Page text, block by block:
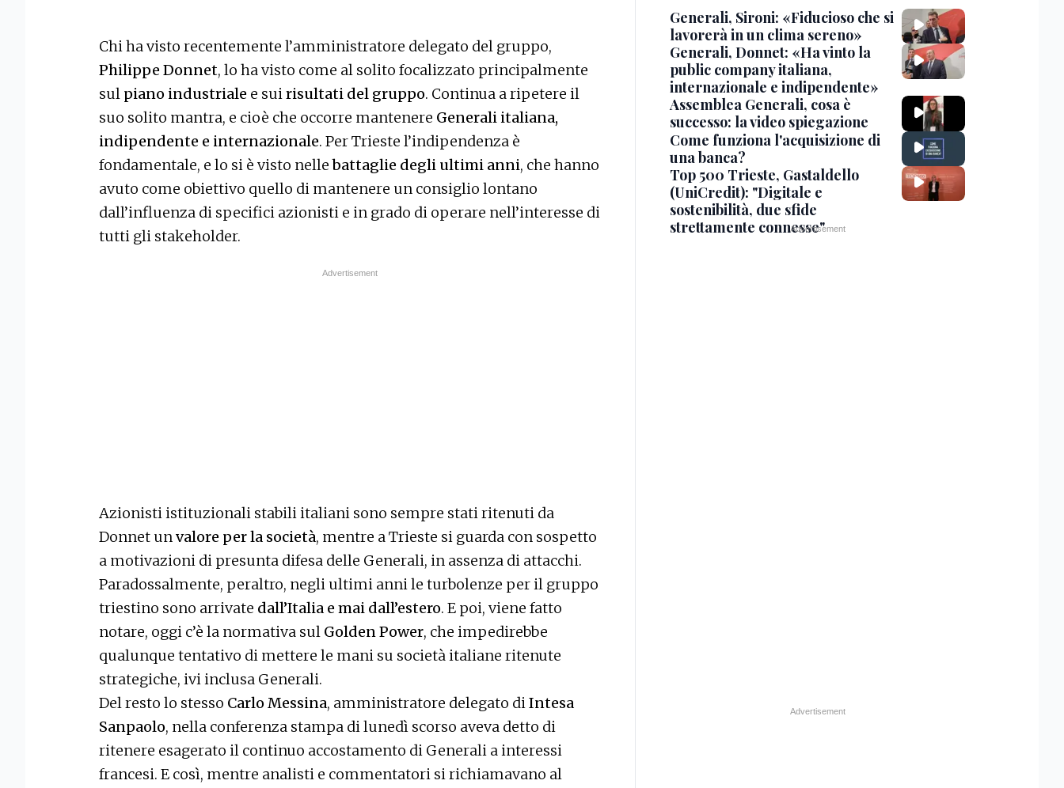
Chi ha visto recentemente l’amministratore delegato del gruppo,
Philippe Donnet, lo ha visto come al solito focalizzato principalmente
sul piano industriale e suirisultati del gruppo. Continua a ripetere il
suo solito mantra, e cioè che occorre mantenere Generali italiana,
indipendente e internazionale. Per Trieste l’indipendenza è
fondamentale, e lo si è visto nellebattaglie degli ultimi anni, che hanno
avuto come obiettivo quello di mantenere un consiglio lontano
dall’influenza di specifici azionisti e in grado di operare nell’interesse di
tutti gli stakeholder.
Azionisti istituzionali stabili italiani sono sempre stati ritenuti da
Donnet unvalore per la società, mentre a Trieste si guarda con sospetto
a motivazioni di presunta difesa delle Generali, in assenza di attacchi.
Paradossalmente, peraltro, negli ultimi anni le turbolenze per il gruppo
triestino sono arrivate dall’Italia e mai dall’estero. E poi, viene fatto
notare, oggi c’è la normativa sul Golden Power, che impedirebbe
qualunque tentativo di mettere le mani su società italiane ritenute
strategiche, ivi inclusa Generali.
Del resto lo stesso Carlo Messina, amministratore delegato diIntesa
Sanpaolo, nella conferenza stampa di lunedì scorso aveva detto di
ritenere esagerato il continuo accostamento di Generali a interessi
francesi. E così, mentre analisti e commentatori si richiamavano al
Generali, Sironi: «Fiducioso che si
lavorerà in un clima sereno»
Generali, Donnet: «Ha vinto la
public company italiana,
internazionale e indipendente»
Assemblea Generali, cosa è
successo: la video spiegazione
Come funziona l'acquisizione di
una banca?
Top 500 Trieste, Gastaldello
(UniCredit): "Digitale e
sostenibilità, due sfide
strettamente connesse"